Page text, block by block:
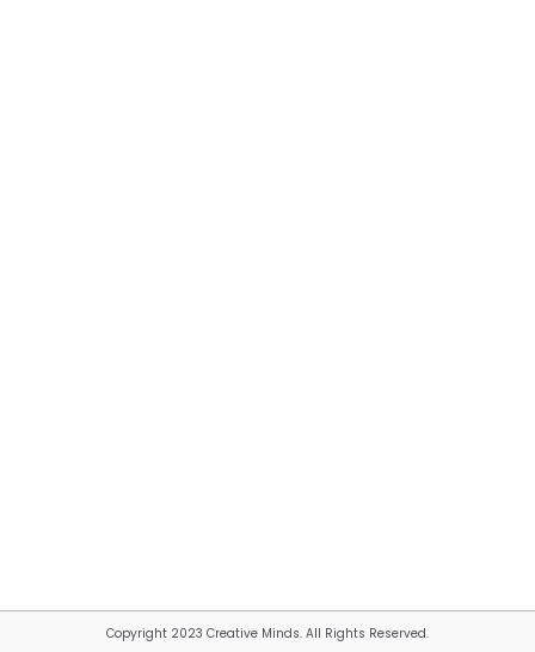
Copyright 2023 Creative Minds. All Rights Reserved.